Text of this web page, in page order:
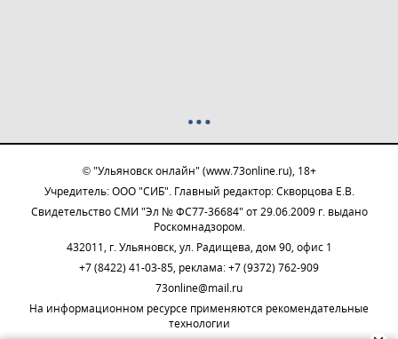
© "Ульяновск онлайн" (www.73online.ru), 18+
Учредитель: ООО "СИБ". Главный редактор: Скворцова Е.В.
Свидетельство СМИ "Эл № ФС77-36684" от 29.06.2009 г. выдано
Роскомнадзором.
432011, г. Ульяновск, ул. Радищева, дом 90, офис 1
+7 (8422) 41-03-85, реклама: +7 (9372) 762-909
73online@mail.ru
На информационном ресурсе применяются рекомендательные
технологии